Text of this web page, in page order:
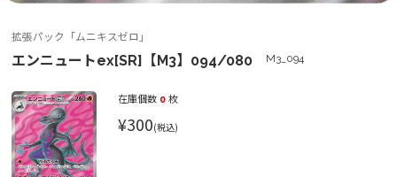
拡張パック「ムニキスゼロ」
エンニュートex[SR]【M3】094/080 M3_094
在庫個数 0 枚
¥300(税込)